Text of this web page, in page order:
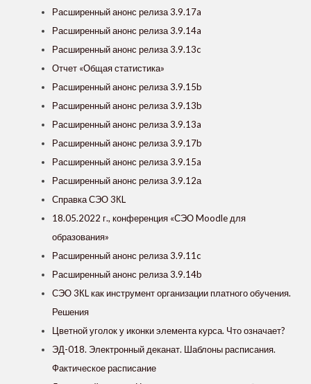
Расширенный анонс релиза 3.9.17a
Расширенный анонс релиза 3.9.14a
Расширенный анонс релиза 3.9.13c
Отчет «Общая статистика»
Расширенный анонс релиза 3.9.15b
Расширенный анонс релиза 3.9.13b
Расширенный анонс релиза 3.9.13a
Расширенный анонс релиза 3.9.17b
Расширенный анонс релиза 3.9.15a
Расширенный анонс релиза 3.9.12а
Справка СЭО 3КL
18.05.2022 г., конференция «СЭО Moodle для
образования»
Расширенный анонс релиза 3.9.11c
Расширенный анонс релиза 3.9.14b
СЭО 3КL как инструмент организации платного обучения.
Решения
Цветной уголок у иконки элемента курса. Что означает?
ЭД-018. Электронный деканат. Шаблоны расписания.
Фактическое расписание